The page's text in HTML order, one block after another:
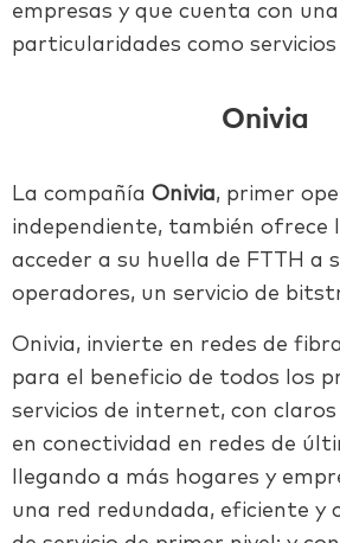
empresas y que cuenta con
particularidades como
Onivia
La compañía Onivia, primer
independiente, también ofrece
acceder a su huella de FTTH a
operadores, un servicio de
Onivia, invierte en redes de
para el beneficio de todos los
servicios de internet, con
en conectividad en redes de
llegando a más hogares y
una red redundada, eficiente y